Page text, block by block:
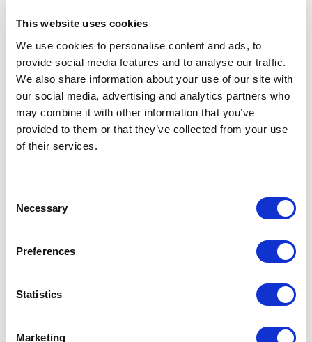
This website uses cookies
We use cookies to personalise content and ads, to
provide social media features and to analyse our traffic.
We also share information about your use of our site with
our social media, advertising and analytics partners who
may combine it with other information that you’ve
provided to them or that they’ve collected from your use
of their services.
Selection
Necessary
Preferences
Statistics
Marketing
Giuseppe Lupo wurde in Lukanien geboren und
lebt in der Lombardei, wo er an der Mailänder
Università Cattolica Theorie und Geschichte der
literarischen Moderne lehrt. 2018 gewann er mit
Gli anni del nostro incanto den Premio Viareggio
und 2011 den Premio Selezione Campiello mit
Celenne, La carovana Zanardelli, Viaggiatori di
nuvole, L’albero di stanze, Breve storia del mio
silenzio und Tabacco Clan (2022). Er hat
Jahrhunderts und die industrielle Moderne
veröffentlicht. Sein neuestes Buch ist La
Kulturseiten von Il Sole 24 Ore.